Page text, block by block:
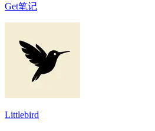
Get笔记
Littlebird